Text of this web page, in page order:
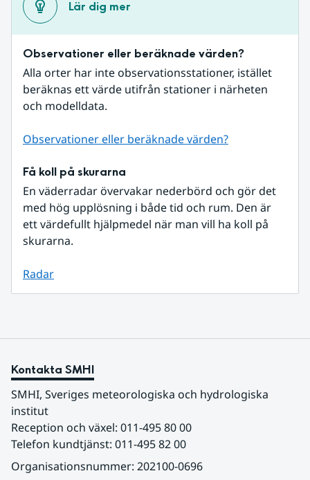
Lär dig mer
Observationer eller beräknade värden?
Alla orter har inte observationsstationer, istället
beräknas ett värde utifrån stationer i närheten
och modelldata.
Observationer eller beräknade värden?
Få koll på skurarna
En väderradar övervakar nederbörd och gör det
med hög upplösning i både tid och rum. Den är
ett värdefullt hjälpmedel när man vill ha koll på
skurarna.
Radar
Kontakta SMHI
SMHI, Sveriges meteorologiska och hydrologiska
institut
Reception och växel: 011-495 80 00
Telefon kundtjänst: 011-495 82 00
Organisationsnummer: 202100-0696